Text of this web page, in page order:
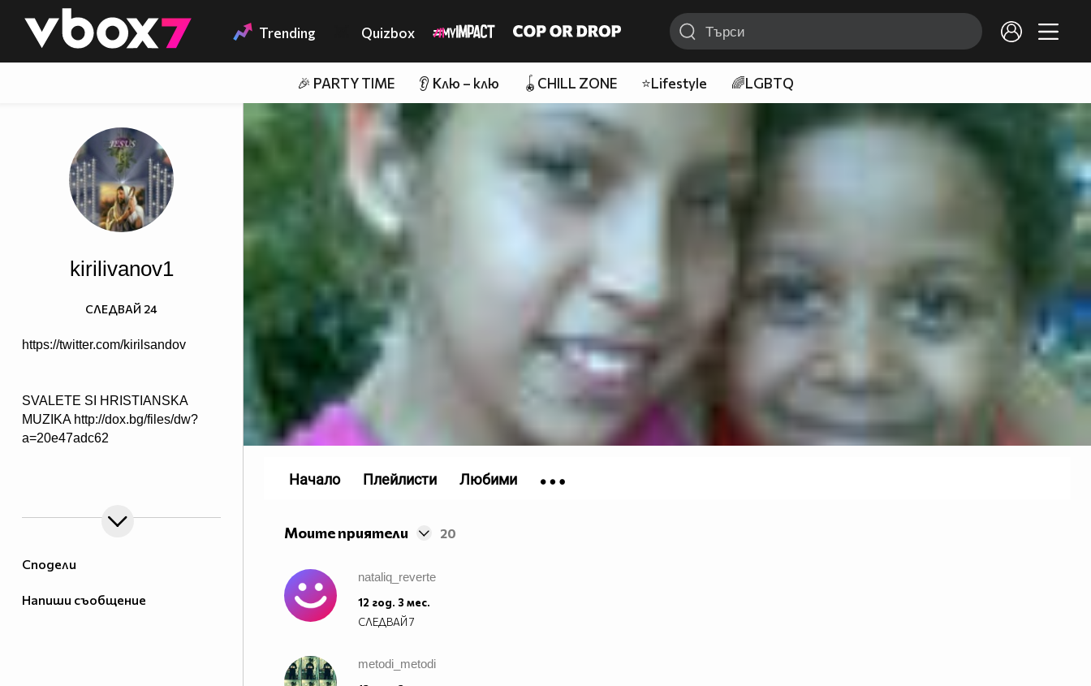
👾 Trending Quizbox
🎉 PARTY TIME 👂 Клю – клю 🪀CHILL ZONE ⭐Lifestyle 🌈LGBTQ
Сподели
Напиши съобщение
kirilivanov1
https://twitter.com/kirilsandov
SVALETE SI HRISTIANSKA
MUZIKA http://dox.bg/files/dw?
a=20e47adc62
СЛЕДВАЙ 24
Моите приятели 20
nataliq_reverte
12 год. 3 мес.
СЛЕДВАЙ7
metodi_metodi
Начало Плейлисти Любими